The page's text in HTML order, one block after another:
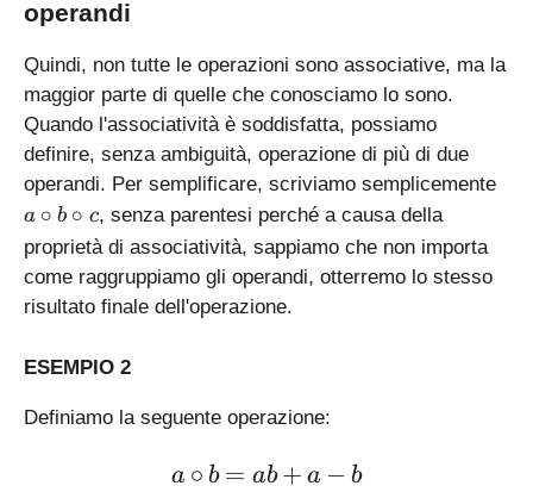
=
8
+
(
4
+
)
operandi
Quindi, non tutte le operazioni sono associative, ma la
maggior parte di quelle che conosciamo lo sono.
Quando l'associatività è soddisfatta, possiamo
definire, senza ambiguità, operazione di più di due
operandi. Per semplificare, scriviamo semplicemente
a ∘ b ∘ c, senza parentesi perché a causa della
proprietà di associatività, sappiamo che non importa
come raggruppiamo gli operandi, otterremo lo stesso
risultato finale dell'operazione.
ESEMPIO 2
Definiamo la seguente operazione:
\large a\circ b = ab+a-b
a ∘ b = ab + a − b